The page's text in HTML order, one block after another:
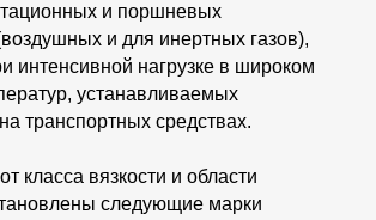
и поршневых
и для инертных газов),
интенсивной нагрузке в широком
устанавливаемых
транспортных средствах.
класса вязкости и области
следующие марки